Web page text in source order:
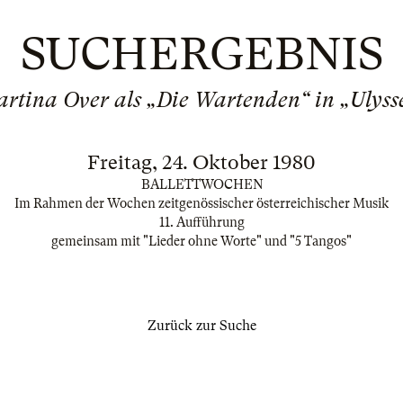
SUCHERGEBNIS
Over als „Die Wartenden“ in
Freitag, 24. Oktober 1980
BALLETTWOCHEN
Im Rahmen der Wochen zeitgenössischer österreichischer Musik
11. Aufführung
gemeinsam mit "Lieder ohne Worte" und "5 Tangos"
Zurück zur Suche